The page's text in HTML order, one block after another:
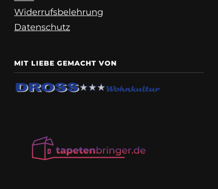
Widerrufsbelehrung
Datenschutz
MIT LIEBE GEMACHT VON